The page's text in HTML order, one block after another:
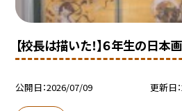
【校長は描いた！】６年生の日本
公開日 2026/07/09 更新日